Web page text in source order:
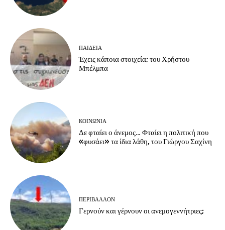
ΠΑΙΔΕΙΑ
Έχεις κάποια στοιχεία; του Χρήστου
Μπέλμπα
ΚΟΙΝΩΝΙΑ
Δε φταίει ο άνεμος… Φταίει η πολιτική που
«φυσάει» τα ίδια λάθη, του Γιώργου Σαχίνη
ΠΕΡΙΒΆΛΛΟΝ
Γερνούν και γέρνουν οι ανεμογεννήτριες;